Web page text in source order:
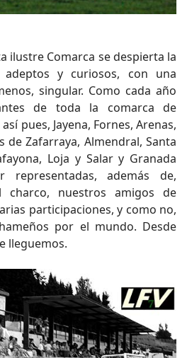
ilustre Comarca se despierta la
y curiosos, con una
singular. Como cada año
de toda la comarca de
pues, Jayena, Fornes, Arenas,
de Zafarraya, Almendral, Santa
Loja y Salar y Granada
representadas, además de,
charco, nuestros amigos de
participaciones, y como no,
por el mundo. Desde
lleguemos.